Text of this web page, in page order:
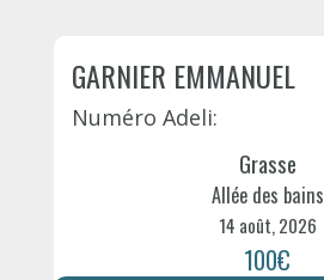
GARNIER EMMANUEL
Numéro Adeli:
Grasse
Allée des bains
14 août, 2026
100€